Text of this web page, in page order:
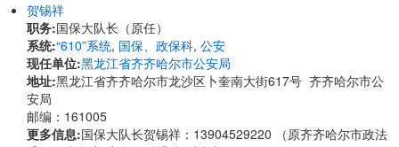
贺锡祥
职务:国保大队长（原任）
系统:“610”系统, 国保、政保科, 公安
现任单位:黑龙江省齐齐哈尔市公安局
地址:黑龙江省齐齐哈尔市龙沙区卜奎南大街617号 齐齐哈尔市公
安局
邮编：161005
更多信息:国保大队长贺锡祥：13904529220 （原齐齐哈尔市政法